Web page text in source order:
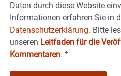
Daten durch diese Website
Informationen erfahren Sie in
Datenschutzerklärung. Bitte
unseren Leitfaden für die
Kommentaren. *